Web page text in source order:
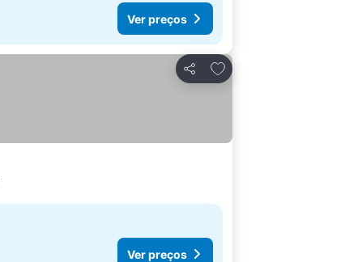
Ver preços
Partilhar
Adicionar aos favoritos
Ver preços